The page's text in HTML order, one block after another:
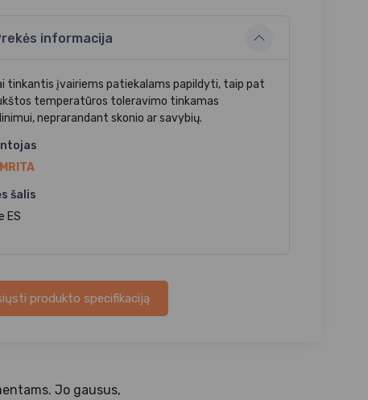
informacija
tinkantis įvairiems patiekalams papildyti, taip pat
temperatūros toleravimo tinkamas
neprarandant skonio ar savybių.
šalis
ES
produkto specifikaciją
Jo gausus,